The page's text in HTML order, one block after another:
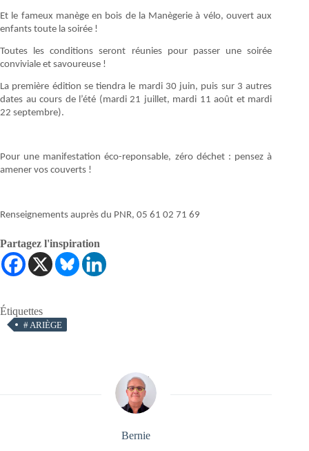
Et le fameux manège en bois de la Manègerie à vélo, ouvert aux
enfants toute la soirée !
Toutes les conditions seront réunies pour passer une soirée
conviviale et savoureuse !
La première édition se tiendra le mardi 30 juin, puis sur 3 autres
dates au cours de l’été (mardi 21 juillet, mardi 11 août et mardi
22 septembre).
Pour une manifestation éco-reponsable, zéro déchet : pensez à
amener vos couverts !
Renseignements auprès du PNR, 05 61 02 71 69
Partagez l'inspiration
Étiquettes
# ARIÈGE
Bernie